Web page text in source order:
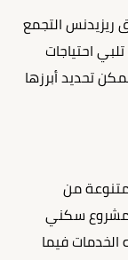
ريزيدنس التجمع
احتياجات
تحديد أبرزها
من
مشروع سكني
فيما